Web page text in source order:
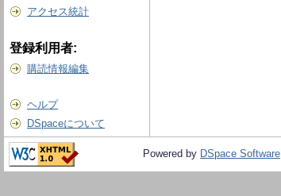
アクセス統計
登録利用者:
購読情報編集
ヘルプ
DSpaceについて
Powered by DSpace Software